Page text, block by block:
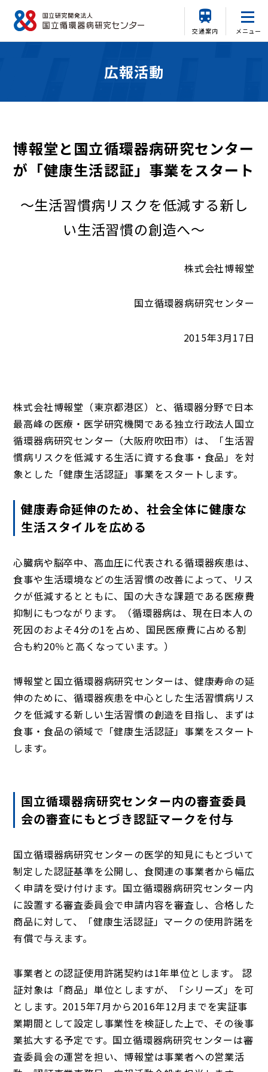
交通案内 メニュー
広報活動
博報堂と国立循環器病研究センター
が「健康生活認証」事業をスタート
～生活習慣病リスクを低減する新し
い生活習慣の創造へ～
株式会社博報堂
国立循環器病研究センター
2015年3月17日
株式会社博報堂（東京都港区）と、循環器分野で日本
最高峰の医療・医学研究機関である独立行政法人国立
循環器病研究センター（大阪府吹田市）は、「生活習
慣病リスクを低減する生活に資する食事・食品」を対
象とした「健康生活認証」事業をスタートします。
健康寿命延伸のため、社会全体に健康な
生活スタイルを広める
心臓病や脳卒中、高血圧に代表される循環器疾患は、
食事や生活環境などの生活習慣の改善によって、リス
クが低減するとともに、国の大きな課題である医療費
抑制にもつながります。（循環器病は、現在日本人の
死因のおよそ4分の1を占め、国民医療費に占める割
合も約20％と高くなっています。）
博報堂と国立循環器病研究センターは、健康寿命の延
伸のために、循環器疾患を中心とした生活習慣病リス
クを低減する新しい生活習慣の創造を目指し、まずは
食事・食品の領域で「健康生活認証」事業をスタート
します。
国立循環器病研究センター内の審査委員
会の審査にもとづき認証マークを付与
国立循環器病研究センターの医学的知見にもとづいて
制定した認証基準を公開し、食関連の事業者から幅広
く申請を受け付けます。国立循環器病研究センター内
に設置する審査委員会で申請内容を審査し、合格した
商品に対して、「健康生活認証」マークの使用許諾を
有償で与えます。
事業者との認証使用許諾契約は1年単位とします。 認
証対象は「商品」単位としますが、「シリーズ」を可
とします。2015年7月から2016年12月までを実証事
業期間として設定し事業性を検証した上で、その後事
業拡大する予定です。国立循環器病研究センターは審
査委員会の運営を担い、博報堂は事業者への営業活